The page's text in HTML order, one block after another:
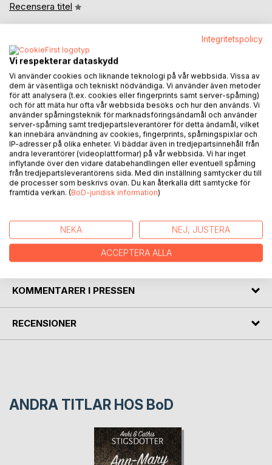
Recensera titel
BESKRIVNING
Författardrömmar handlar om en medelålders kvinna som
efter ett långt äktenskap lämnar sin man efter långvarig
otrohet och som det visar sig stora pengaproblem. Hennes
bästa väninna uppmuntrar henne till att börja skriva vilket
hon inte tror att hon ska klara. Hon söker dock en
sommarkurs och hamnar hos en äldre dam ute på Brännö.
inspirerar henne att komma igång med sitt skrivande.
KOMMENTARER I PRESSEN
RECENSIONER
ANDRA TITLAR HOS BoD
Integritetspolicy
Vi respekterar dataskydd
Vi använder cookies och liknande teknologi på vår webbsida. Vissa av
dem är väsentliga och tekniskt nödvändiga. Vi använder även metoder
för att analysera (t.ex. cookies eller fingerprints samt server-spårning)
och för att mäta hur ofta vår webbsida besöks och hur den används. Vi
använder spårningsteknik för marknadsföringsändamål och använder
server-spårning samt tredjepartsleverantörer för detta ändamål, vilket
kan innebära användning av cookies, fingerprints, spårningspixlar och
IP-adresser på olika enheter. Vi bäddar även in tredjepartsinnehåll från
andra leverantörer (videoplattformar) på vår webbsida. Vi har inget
inflytande över den vidare databehandlingen eller eventuell spårning
från tredjepartsleverantörens sida. Med din inställning samtycker du till
de processer som beskrivs ovan. Du kan återkalla ditt samtycke för
framtida verkan. (BoD-juridisk information)
NEKA NEJ, JUSTERA
ACCEPTERA ALLA